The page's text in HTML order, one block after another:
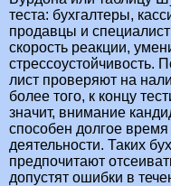
теста: бухгалтеры,
продавцы и
скорость реакции,
стрессоустойчивость.
лист проверяют на
более того, к концу
значит, внимание
способен долгое
деятельности. Таких
предпочитают
допустят ошибки в